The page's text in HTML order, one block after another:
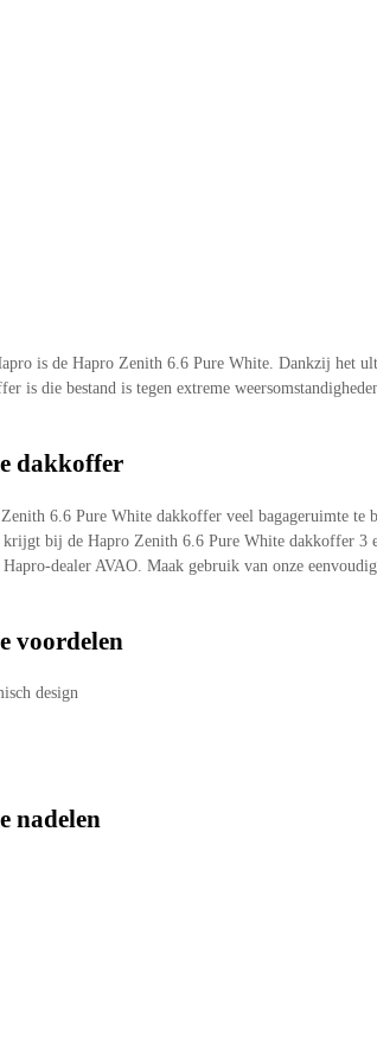
is de Hapro Zenith 6.6 Pure White. Dankzij het
is die bestand is tegen extreme
dakkoffer
6.6 Pure White dakkoffer veel bagageruimte
bij de Hapro Zenith 6.6 Pure White dakkoffer 3
dealer AVAO. Maak gebruik van onze
voordelen
design
nadelen